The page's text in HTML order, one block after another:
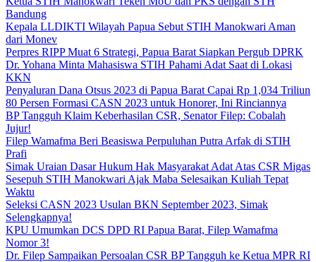
Bandung
Kepala LLDIKTI Wilayah Papua Sebut STIH Manokwari Aman
dari Monev
Perpres RIPP Muat 6 Strategi, Papua Barat Siapkan Pergub DPRK
Dr. Yohana Minta Mahasiswa STIH Pahami Adat Saat di Lokasi
KKN
Penyaluran Dana Otsus 2023 di Papua Barat Capai Rp 1,034 Triliun
80 Persen Formasi CASN 2023 untuk Honorer, Ini Rinciannya
BP Tangguh Klaim Keberhasilan CSR, Senator Filep: Cobalah
Jujur!
Filep Wamafma Beri Beasiswa Perpuluhan Putra Arfak di STIH
Prafi
Simak Uraian Dasar Hukum Hak Masyarakat Adat Atas CSR Migas
Sesepuh STIH Manokwari Ajak Maba Selesaikan Kuliah Tepat
Waktu
Seleksi CASN 2023 Usulan BKN September 2023, Simak
Selengkapnya!
KPU Umumkan DCS DPD RI Papua Barat, Filep Wamafma
Nomor 3!
Dr. Filep Sampaikan Persoalan CSR BP Tangguh ke Ketua MPR RI